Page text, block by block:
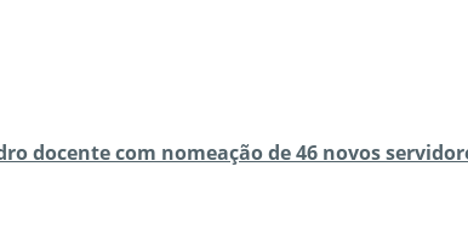
docente com nomeação de 46 novos